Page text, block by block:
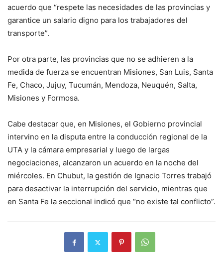
acuerdo que “respete las necesidades de las provincias y
garantice un salario digno para los trabajadores del
transporte”.
Por otra parte, las provincias que no se adhieren a la
medida de fuerza se encuentran Misiones, San Luis, Santa
Fe, Chaco, Jujuy, Tucumán, Mendoza, Neuquén, Salta,
Misiones y Formosa.
Cabe destacar que, en Misiones, el Gobierno provincial
intervino en la disputa entre la conducción regional de la
UTA y la cámara empresarial y luego de largas
negociaciones, alcanzaron un acuerdo en la noche del
miércoles. En Chubut, la gestión de Ignacio Torres trabajó
para desactivar la interrupción del servicio, mientras que
en Santa Fe la seccional indicó que “no existe tal conflicto”.